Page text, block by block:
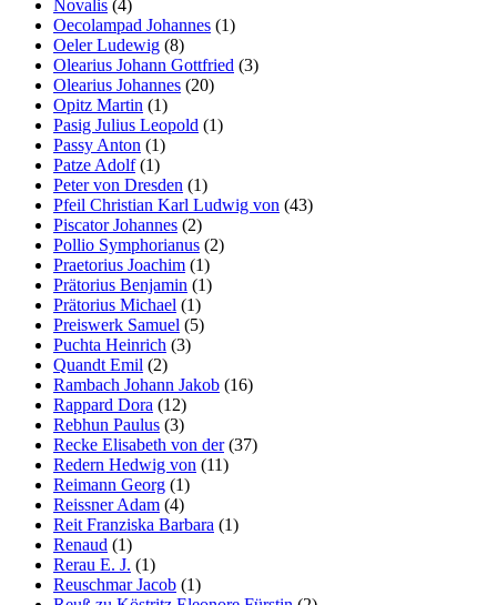
Novalis (4)
Oecolampad Johannes (1)
Oeler Ludewig (8)
Olearius Johann Gottfried (3)
Olearius Johannes (20)
Opitz Martin (1)
Pasig Julius Leopold (1)
Passy Anton (1)
Patze Adolf(1)
Peter von Dresden (1)
Pfeil Christian Karl Ludwig von (43)
Piscator Johannes (2)
Pollio Symphorianus (2)
Praetorius Joachim (1)
Prätorius Benjamin (1)
Prätorius Michael (1)
Preiswerk Samuel (5)
Puchta Heinrich (3)
Quandt Emil (2)
Rambach Johann Jakob (16)
Rappard Dora (12)
Rebhun Paulus (3)
Recke Elisabeth von der(37)
Redern Hedwig von (11)
Reimann Georg (1)
Reissner Adam (4)
Reit Franziska Barbara (1)
Renaud (1)
Rerau E. J. (1)
Reuschmar Jacob (1)